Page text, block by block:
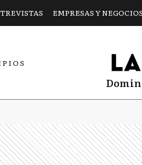
EMPRESAS Y NEGOCIOS